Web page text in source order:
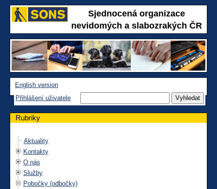
Sjednocená organizace
nevidomých a slabozrakých ČR
English version
Přihlášení uživatele
Rubriky
Aktuality
Kontakty
O nás
Služby
Pobočky (odbočky)